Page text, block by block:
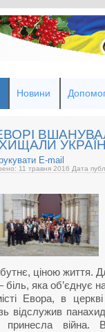
Новини
E-mail
11 травня 2016 Дата
ціною життя.
біль, яка об’єднує
Евора, в
відслужив
принесла війна.